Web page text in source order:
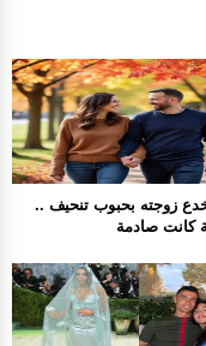
زوجته بحبوب تنحيف ..
كانت صادمة